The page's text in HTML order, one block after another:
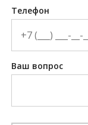
Телефон
Ваш вопрос